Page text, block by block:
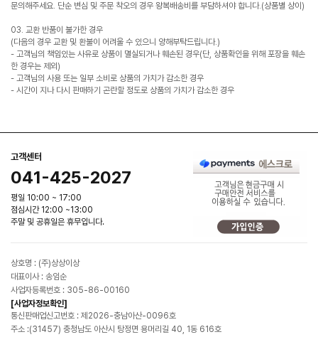
문의해주세요. 단순 변심 및 주문 착오의 경우 왕복배송비를 부담하셔야 합니다.(상품별 상이)
03. 교환 반품이 불가한 경우
(다음의 경우 교환 및 환불이 어려울 수 있으니 양해부탁드립니다.)
- 고객님의 책임있는 사유로 상품이 멸실되거나 훼손된 경우(단, 상품확인을 위해 포장을 훼손
한 경우는 제외)
- 고객님의 사용 또는 일부 소비로 상품의 가치가 감소한 경우
- 시간이 지나 다시 판매하기 곤란할 정도로 상품의 가치가 감소한 경우
고객센터
041-425-2027
평일 10:00 ~ 17:00
점심시간 12:00 ~13:00
주말 및 공휴일은 휴무입니다.
상호명 : (주)상상이상
대표이사 : 송임순
사업자등록번호 : 305-86-00160
[사업자정보확인]
통신판매업신고번호 : 제2026-충남아산-0096호
주소 :(31457) 충청남도 아산시 탕정면 용머리길 40, 1동 616호